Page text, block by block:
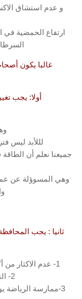
و عدم استشاق
ارتفاع الحمضية
غالبا يكون
أولا: يجب
لللأبد ليس
جميعنا نعلم أن
وهي المسوؤلة عن
ثانيا : يجب
1- عدم الاكثار من أكل اللحوم مرة فى الاسبوع على الأكثر ..
2- النوم لمدة 8ساعات يوميا ..
3-ممارسة الرياضة